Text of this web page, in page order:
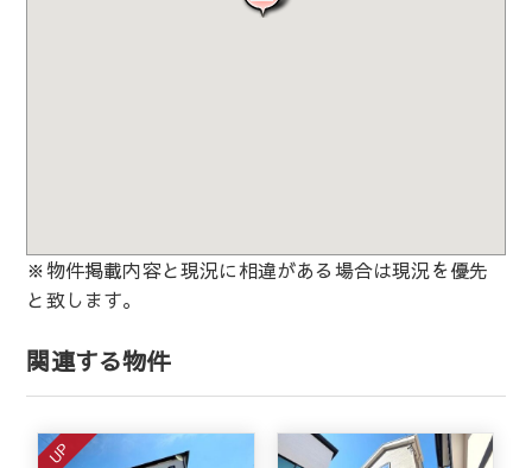
※物件掲載内容と現況に相違がある場合は現況を優先
と致します。
関連する物件
UP